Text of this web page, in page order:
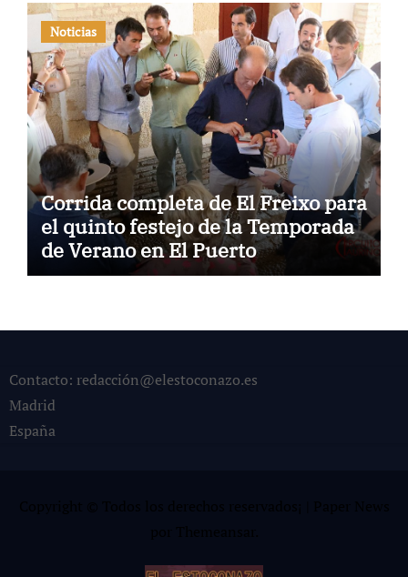
Noticias
Corrida completa de El Freixo para
el quinto festejo de la Temporada
de Verano en El Puerto
Contacto: redacción@elestoconazo.es
Madrid
España